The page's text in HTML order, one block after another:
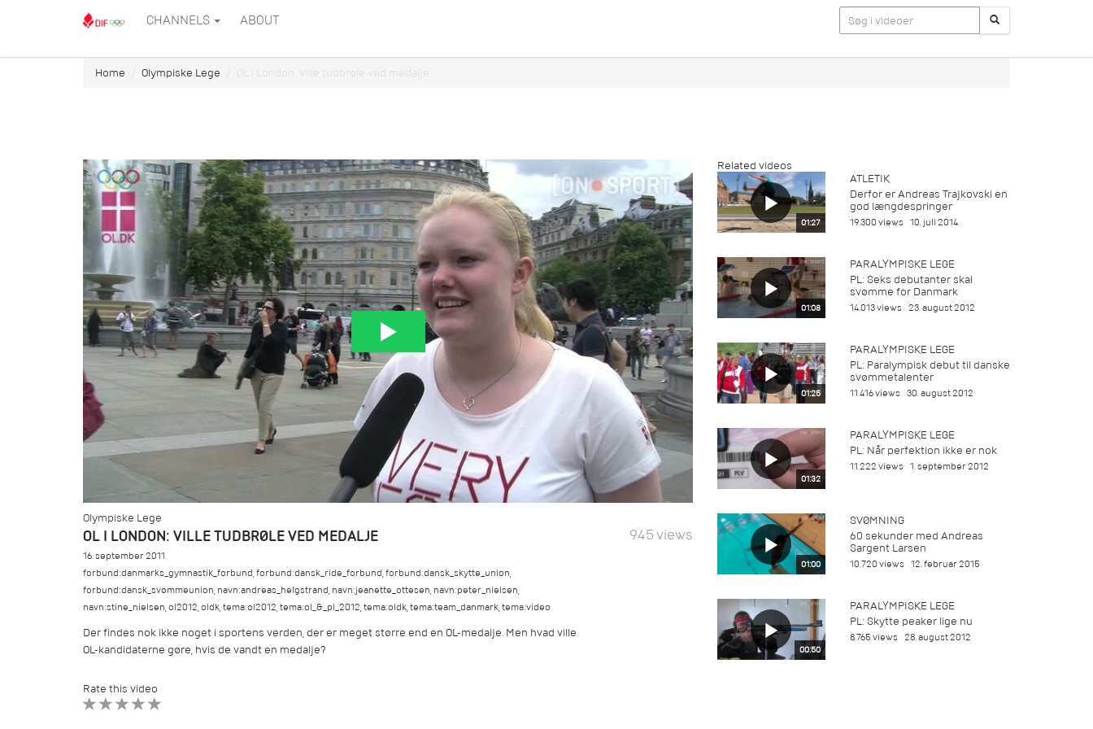
CHANNELS ABOUT
Home Olympiske Lege OL i London: Ville tudbrøle ved medalje
Olympiske Lege
OL I LONDON: VILLE TUDBRØLE VED MEDALJE 945 views
16. september 2011
forbund:danmarks_gymnastik_forbund,forbund:dansk_ride_forbund,forbund:dansk_skytte_union,
forbund:dansk_svømmeunion,navn:andreas_helgstrand,navn:jeanette_ottesen,navn:peter_nielsen,
navn:stine_nielsen,ol2012,oldk,tema:ol2012,tema:ol_&_pl_2012,tema:oldk,tema:team_danmark,tema:video
Der findes nok ikke noget i sportens verden, der er meget større end en OL-medalje. Men hvad ville
OL-kandidaterne gøre, hvis de vandt en medalje?
Rate this video
Related videos
01:27
ATLETIK
Derfor er Andreas Trajkovski en
god længdespringer
19.300 views 10. juli 2014
01:08
PARALYMPISKE LEGE
PL: Seks debutanter skal
svømme for Danmark
14.013 views 23. august 2012
01:25
PARALYMPISKE LEGE
PL: Paralympisk debut til danske
svømmetalenter
11.416 views 30. august 2012
01:32
PARALYMPISKE LEGE
PL: Når perfektion ikke er nok
11.222 views 1. september 2012
01:00
SVØMNING
60 sekunder med Andreas
Sargent Larsen
10.720 views 12. februar 2015
00:50
PARALYMPISKE LEGE
PL: Skytte peaker lige nu
8.765 views 28. august 2012